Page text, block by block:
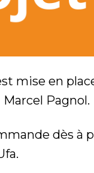
mise en
Pagnol.
dès à